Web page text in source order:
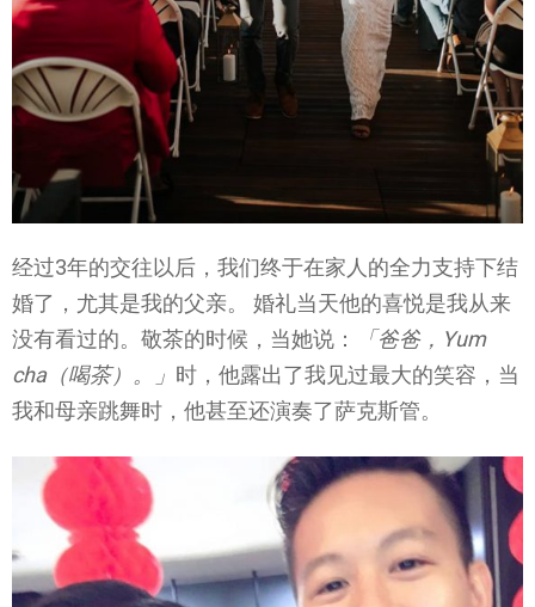
经过3年的交往以后，我们终于在家人的全力支持下结
婚了，尤其是我的父亲。 婚礼当天他的喜悦是我从来
没有看过的。敬茶的时候，当她说：
「爸爸，Yum
cha（喝茶）。」 时，他露出了我见过最大的笑容，当
我和母亲跳舞时，他甚至还演奏了萨克斯管。